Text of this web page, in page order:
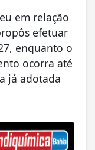
em relação
efetuar
enquanto o
ocorra até
já adotada